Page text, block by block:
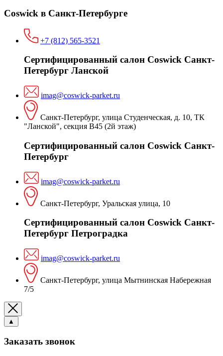
Coswick в Санкт-Петербурге
+7 (812) 565-3521
Сертифицированный салон Coswick Санкт-
Петербург Ланской
imag@coswick-parket.ru
Санкт-Петербург, улица Студенческая, д. 10, ТК
"Ланской", секция В45 (2й этаж)
Сертифицированный салон Coswick Санкт-
Петербург
imag@coswick-parket.ru
Санкт-Петербург, Уральская улица, 10
Сертифицированный салон Coswick Санкт-
Петербург Петроградка
imag@coswick-parket.ru
Санкт-Петербург, улица Мытнинская Набережная
7/5
▲
Заказать звонок